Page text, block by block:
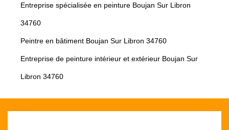
Entreprise spécialisée en peinture Boujan Sur Libron
34760
Peintre en bâtiment Boujan Sur Libron 34760
Entreprise de peinture intérieur et extérieur Boujan Sur
Libron 34760